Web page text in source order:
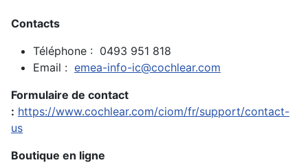
Contacts
Téléphone : 0493 951 818
Email : emea-info-ic@cochlear.com
Formulaire de contact
: https://www.cochlear.com/ciom/fr/support/contact-
us
Boutique en ligne